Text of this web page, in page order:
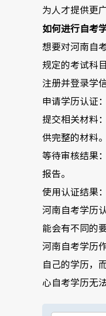
为人才提供更
如何进行自考
想要对河南自
规定的考试科
注册并登录学
申请学历认证
提交相关材料
供完整的材料。
等待审核结果
报告。
使用认证结果
河南自考学历
能会有不同的
河南自考学历
自己的学历，
心自考学历无